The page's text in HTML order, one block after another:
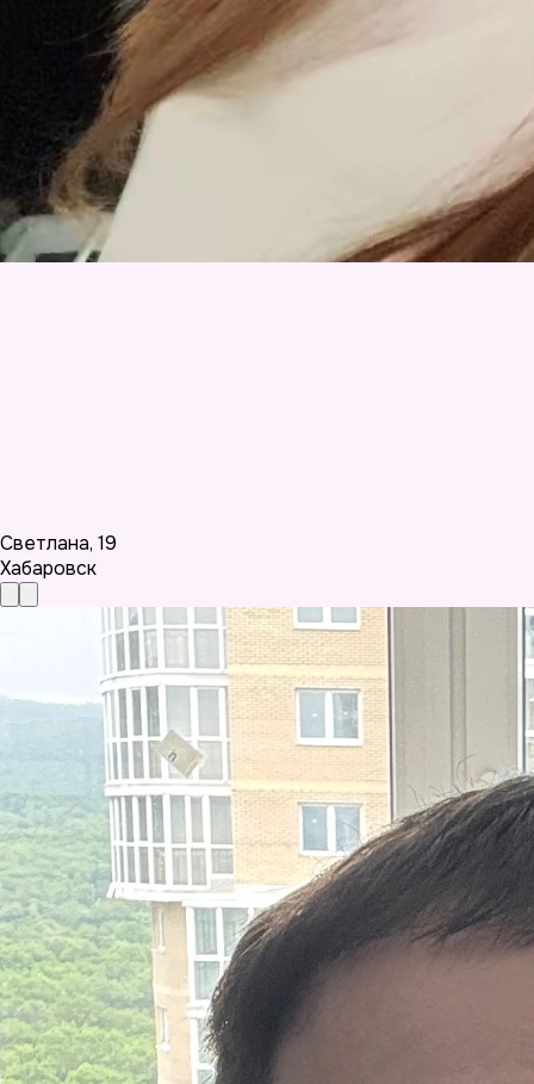
Светлана, 19
Хабаровск